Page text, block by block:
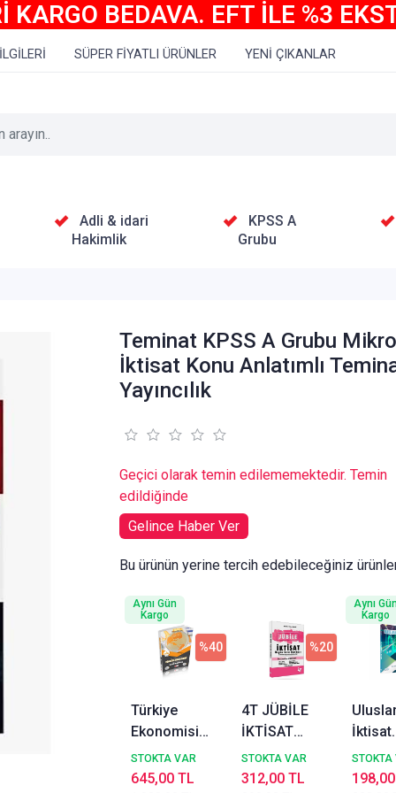
KARGO BEDAVA. EFT İLE %3
SÜPER FİYATLI ÜRÜNLER YENİ ÇIKANLAR
Adli & idari
Hakimlik
KPSS A
Grubu
Teminat KPSS A Grubu
İktisat Konu Anlatımlı
Yayıncılık
Geçici olarak temin edilememektedir. Temin
edildiğinde
Gelince Haber Ver
Bu ürünün yerine tercih edebileceğiniz
Türkiye
Ekonomisi
Tamamı
Çözümlü
STOKTA VAR
%40
645,00 TL
Aynı Gün
Kargo
4T JÜBİLE
İKTİSAT
Özgün Soru
Bankası
STOKTA VAR
%20
312,00 TL
İktisat
STOKTA
Aynı
Kargo